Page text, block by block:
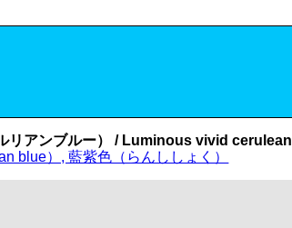
リアンブルー） / Luminous vivid cerulean
blue）, 藍紫色（らんししょく）